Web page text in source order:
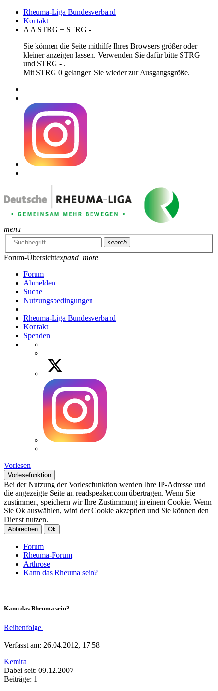
Rheuma-Liga Bundesverband
Kontakt
A A STRG + STRG -
Sie können die Seite mithilfe Ihres Browsers größer oder
kleiner anzeigen lassen. Verwenden Sie dafür bitte STRG +
und STRG - .
Mit STRG 0 gelangen Sie wieder zur Ausgangsgröße.
menu
search
Forum-Übersichtexpand_more
Forum
Abmelden
Suche
Nutzungsbedingungen
Rheuma-Liga Bundesverband
Kontakt
Spenden
Vorlesen
Vorlesefunktion
Bei der Nutzung der Vorlesefunktion werden Ihre IP-Adresse und
die angezeigte Seite an readspeaker.com übertragen. Wenn Sie
zustimmen, speichern wir Ihre Zustimmung in einem Cookie. Wenn
Sie Ok auswählen, wird der Cookie akzeptiert und Sie können den
Dienst nutzen.
Abbrechen Ok
Forum
Rheuma-Forum
Arthrose
Kann das Rheuma sein?
Kann das Rheuma sein?
Reihenfolge
Verfasst am: 26.04.2012, 17:58
Kemira
Dabei seit: 09.12.2007
Beiträge: 1